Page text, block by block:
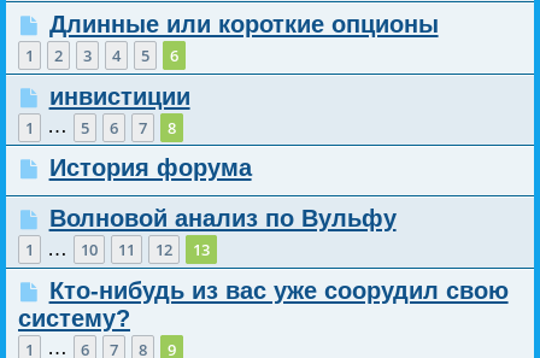
Длинные или короткие опционы
1 2 3 4 5 6
инвистиции
1 … 5 6 7 8
История форума
Волновой анализ по Вульфу
1 … 10 11 12 13
Кто-нибудь из вас уже соорудил свою
систему?
1 … 6 7 8 9